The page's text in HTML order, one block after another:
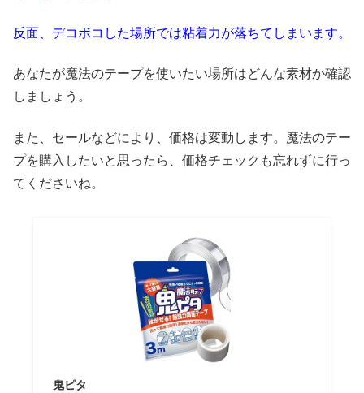
反面、デコボコした場所では粘着力が落ちてしまいます。
あなたが魔法のテープを使いたい場所はどんな素材か確認
しましょう。
また、セールなどにより、価格は変動します。魔法のテー
プを購入したいと思ったら、価格チェックも忘れずに行っ
てくださいね。
鬼ピタ